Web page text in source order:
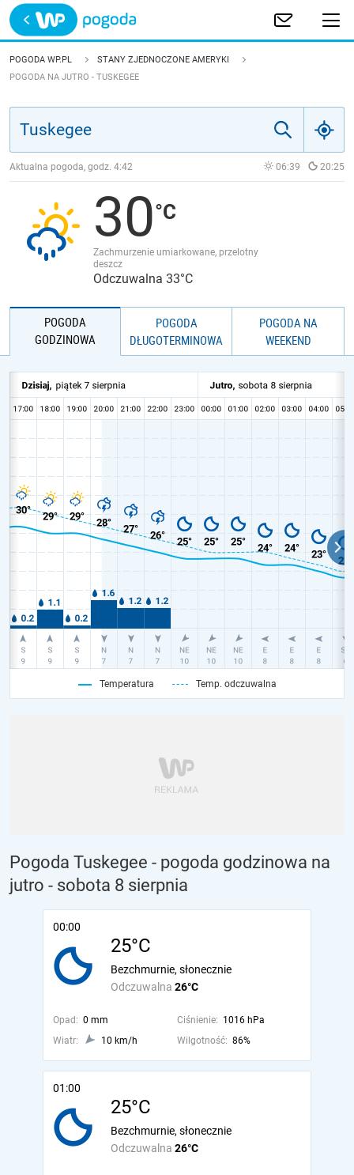
Trwa ładowanie
POLSKA
JAKOŚĆ POWIETRZA
POGODA WP.PL
STANY ZJEDNOCZONE AMERYKI
POGODA NA JUTRO - TUSKEGEE
Aktualna pogoda, godz. 4:42 06:39 20:25
30
Zachmurzenie umiarkowane, przelotny
deszcz
Odczuwalna 33°C
POGODA
GODZINOWA
POGODA
DŁUGOTERMINOWA
POGODA NA
WEEKEND
Temperatura Temp. odczuwalna
Pogoda Tuskegee - pogoda godzinowa na
jutro - sobota 8 sierpnia
00:00
25°C
Odczuwalna 26°C
Bezchmurnie, słonecznie
Opad: 0 mm Ciśnienie: 1016 hPa
Wiatr:
10 km/h Wilgotność: 86%
01:00
25°C
Odczuwalna 26°C
Bezchmurnie, słonecznie